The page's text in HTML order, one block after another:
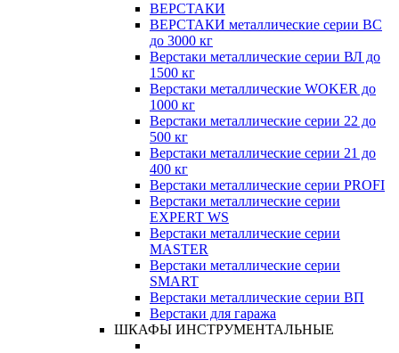
ВЕРСТАКИ
ВЕРСТАКИ металлические серии ВС
до 3000 кг
Верстаки металлические серии ВЛ до
1500 кг
Верстаки металлические WOKER до
1000 кг
Верстаки металлические серии 22 до
500 кг
Верстаки металлические серии 21 до
400 кг
Верстаки металлические серии PROFI
Верстаки металлические серии
EXPERT WS
Верстаки металлические серии
MASTER
Верстаки металлические серии
SMART
Верстаки металлические серии ВП
Верстаки для гаража
ШКАФЫ ИНСТРУМЕНТАЛЬНЫЕ